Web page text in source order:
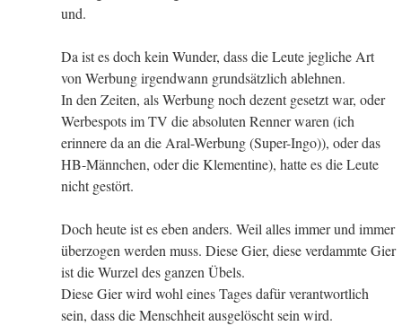
und.
Da ist es doch kein Wunder, dass die Leute jegliche Art
von Werbung irgendwann grundsätzlich ablehnen.
In den Zeiten, als Werbung noch dezent gesetzt war, oder
Werbespots im TV die absoluten Renner waren (ich
erinnere da an die Aral-Werbung (Super-Ingo)), oder das
HB-Männchen, oder die Klementine), hatte es die Leute
nicht gestört.
Doch heute ist es eben anders. Weil alles immer und immer
überzogen werden muss. Diese Gier, diese verdammte Gier
ist die Wurzel des ganzen Übels.
Diese Gier wird wohl eines Tages dafür verantwortlich
sein, dass die Menschheit ausgelöscht sein wird.